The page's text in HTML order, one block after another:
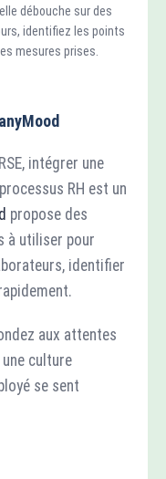
débouche sur des
identifiez les points
mesures prises.
intégrer une
RH est un
propose des
à utiliser pour
identifier
aux attentes
culture
se sent